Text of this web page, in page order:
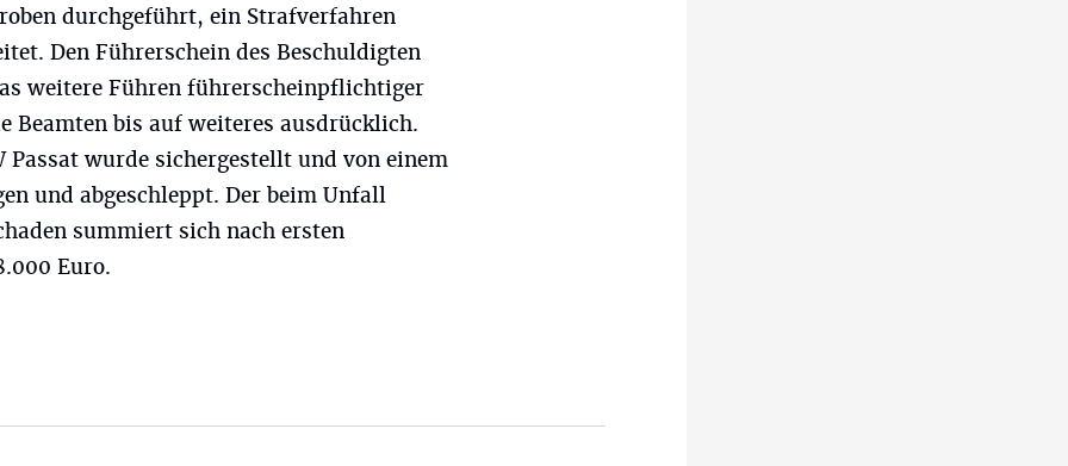
durchgeführt, ein Strafverfahren
Den Führerschein des Beschuldigten
weitere Führen führerscheinpflichtiger
Beamten bis auf weiteres ausdrücklich.
wurde sichergestellt und von einem
und abgeschleppt. Der beim Unfall
summiert sich nach ersten
Euro.